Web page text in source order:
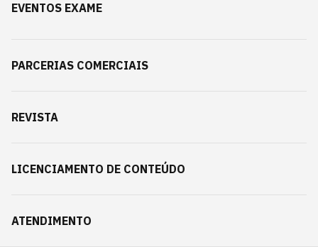
EVENTOS EXAME
PARCERIAS COMERCIAIS
REVISTA
LICENCIAMENTO DE CONTEÚDO
ATENDIMENTO